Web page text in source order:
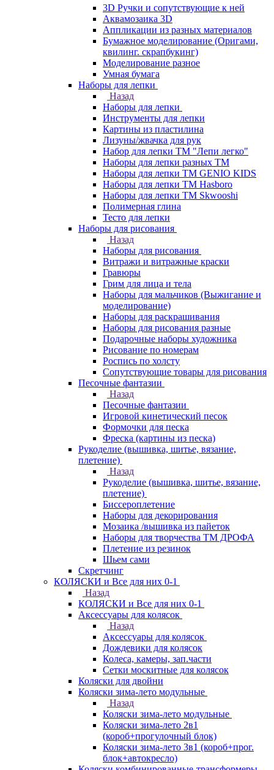
3D Ручки и сопутствующие к ней
Аквамозаика 3D
Аппликации из разных материалов
Бумажное моделирование (Оригами,
квилинг. скрапбукинг)
Моделирование разное
Умная бумага
Наборы для лепки
Назад
Наборы для лепки
Инструменты для лепки
Картины из пластилина
Лизуны/жвачка для рук
Набор для лепки ТМ "Лепи легко"
Наборы для лепки разных ТМ
Наборы для лепки ТМ GENIO KIDS
Наборы для лепки ТМ Hasboro
Наборы для лепки ТМ Skwooshi
Полимерная глина
Тесто для лепки
Наборы для рисования
Назад
Наборы для рисования
Витражи и витражные краски
Гравюры
Грим для лица и тела
Наборы для мальчиков (Выжигание и
моделирование)
Наборы для раскрашивания
Наборы для рисования разные
Подарочные наборы художника
Рисование по номерам
Роспись по холсту
Сопутствующие товары для рисования
Песочные фантазии
Назад
Песочные фантазии
Игровой кинетический песок
Формочки для песка
Фреска (картины из песка)
Рукоделие (вышивка, шитье, вязание,
плетение)
Назад
Рукоделие (вышивка, шитье, вязание,
плетение)
Биссероплетение
Наборы для декорирования
Мозаика /вышивка из пайеток
Наборы для творчества ТМ ДРОФА
Плетение из резинок
Шьем сами
Скретчинг
КОЛЯСКИ и Все для них 0-1
Назад
КОЛЯСКИ и Все для них 0-1
Аксессуары для колясок
Назад
Аксессуары для колясок
Дождевики для колясок
Колеса, камеры, зап.части
Сетки москитные для колясок
Коляски для двойни
Коляски зима-лето модульные
Назад
Коляски зима-лето модульные
Коляски зима-лето 2в1
(короб+прогулочный блок)
Коляски зима-лето 3в1 (короб+прог.
блок+автокресло)